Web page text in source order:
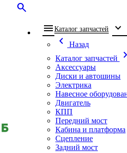
search
menu Каталог запчастей expand_more
chevron_left
Назад
Каталог запчастей
chevron_right
Аксессуары
Диски и автошины
Электрика
Навесное
Двигатель
КПП
Передний мост
Кабина и платформа
Сцепление
Задний мост